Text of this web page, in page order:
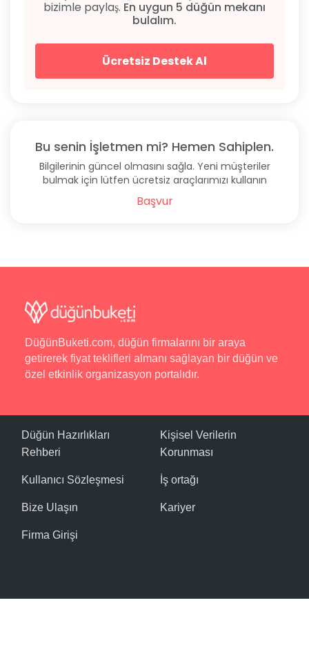
bizimle paylaş. En uygun 5 düğün mekanı
bulalım.
Ücretsiz Destek Al
Bu senin İşletmen mi? Hemen Sahiplen.
Bilgilerinin güncel olmasını sağla. Yeni müşteriler
bulmak için lütfen ücretsiz araçlarımızı kullanın
Başvur
DüğünBuketi.com, düğün firmalarını bir araya
getirerek fiyat teklifleri almanı sağlayan bir düğün ve
özel etkinlik organizasyon portalıdır.
Düğün Hazırlıkları
Rehberi
Kullanıcı Sözleşmesi
Bize Ulaşın
Firma Girişi
Kişisel Verilerin
Korunması
İş ortağı
Kariyer